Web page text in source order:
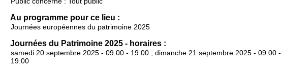
Au programme pour ce lieu :
Journées européennes du patrimoine 2025
Journées du Patrimoine 2025 - horaires :
samedi 20 septembre 2025 - 09:00 - 19:00 , dimanche 21 septembre 2025 - 09:00 -
19:00